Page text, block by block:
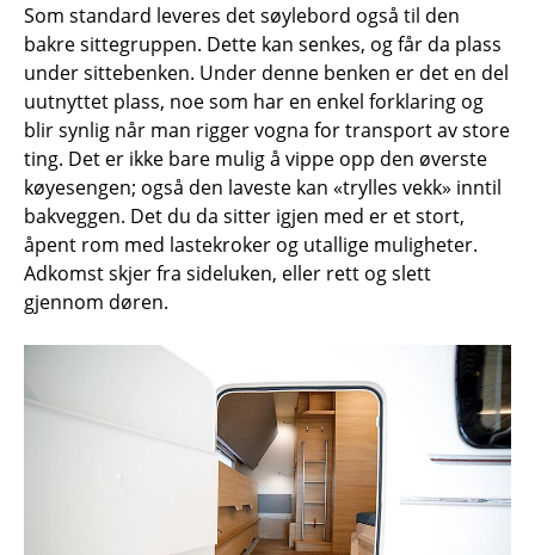
Som standard leveres det søylebord også til den
bakre sittegruppen. Dette kan senkes, og får da plass
under sittebenken. Under denne benken er det en del
uutnyttet plass, noe som har en enkel forklaring og
blir synlig når man rigger vogna for transport av store
ting. Det er ikke bare mulig å vippe opp den øverste
køyesengen; også den laveste kan «trylles vekk» inntil
bakveggen. Det du da sitter igjen med er et stort,
åpent rom med lastekroker og utallige muligheter.
Adkomst skjer fra sideluken, eller rett og slett
gjennom døren.